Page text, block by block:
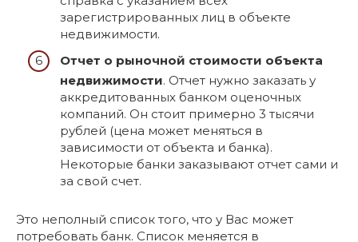
зарегистрированных лиц в объекте
недвижимости.
Отчет о рыночной стоимости объекта
недвижимости. Отчет нужно заказать у
аккредитованных банком оценочных
компаний. Он стоит примерно 3 тысячи
рублей (цена может меняться в
зависимости от объекта и банка).
Некоторые банки заказывают отчет сами и
за свой счет.
Это неполный список того, что у Вас может
потребовать банк. Список меняется в